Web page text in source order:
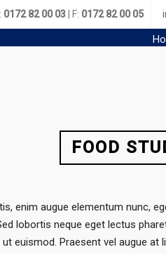
0172 82 00 03 | F: 0172 82 00 05
FOOD
enim augue elementum nunc,
lobortis neque eget lectus
euismod. Praesent vel augue at